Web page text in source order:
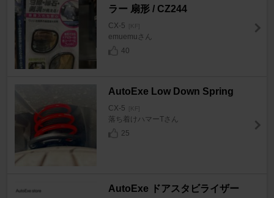
ラー 扇形 / CZ244
CX-5 [KF]
emuemuさん
40
AutoExe Low Down Spring
CX-5 [KF]
落ち着けハマーTさん
25
AutoExe ドアスタビライザー